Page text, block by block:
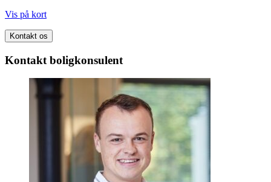
Vis på kort
Kontakt os
Kontakt boligkonsulent